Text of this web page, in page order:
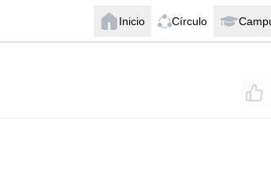
Inicio Círculo